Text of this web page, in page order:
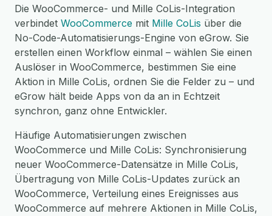
Die WooCommerce- und Mille CoLis-Integration
verbindet WooCommerce mit Mille CoLis über die
No-Code-Automatisierungs-Engine von eGrow. Sie
erstellen einen Workflow einmal – wählen Sie einen
Auslöser in WooCommerce, bestimmen Sie eine
Aktion in Mille CoLis, ordnen Sie die Felder zu – und
eGrow hält beide Apps von da an in Echtzeit
synchron, ganz ohne Entwickler.
Häufige Automatisierungen zwischen
WooCommerce und Mille CoLis: Synchronisierung
neuer WooCommerce-Datensätze in Mille CoLis,
Übertragung von Mille CoLis-Updates zurück an
WooCommerce, Verteilung eines Ereignisses aus
WooCommerce auf mehrere Aktionen in Mille CoLis,